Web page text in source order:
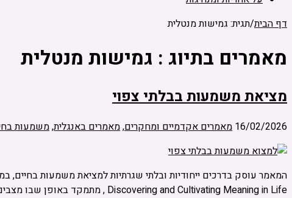
דף הבית/תגית: גמישות מנטלית
מאמרים בתיוג : גמישות מנטלית
מציאת משמעות בבלתי צפוי
16/02/2026 מאמרים אקדמיים ומחקרים,מאמרים באנגלית,משמעות
Discovering and Cultivating Meaning in Life , מתמקד באופן שבו מצבים בלתי צפויים כאלה יכולים לשמש מנוף לגילוי משמעות אישית ולהתפתחות פנימית. אירועים שמחוץ …